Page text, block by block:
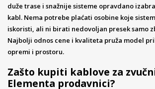
duže trase i snažnije sisteme opravdano
kabl. Nema potrebe plaćati osobine koje
iskoristi, ali ni birati nedovoljan presek samo
Najbolji odnos cene i kvaliteta pruža model
opremi i prostoru.
Zašto kupiti kablove za
Elementa prodavnici?